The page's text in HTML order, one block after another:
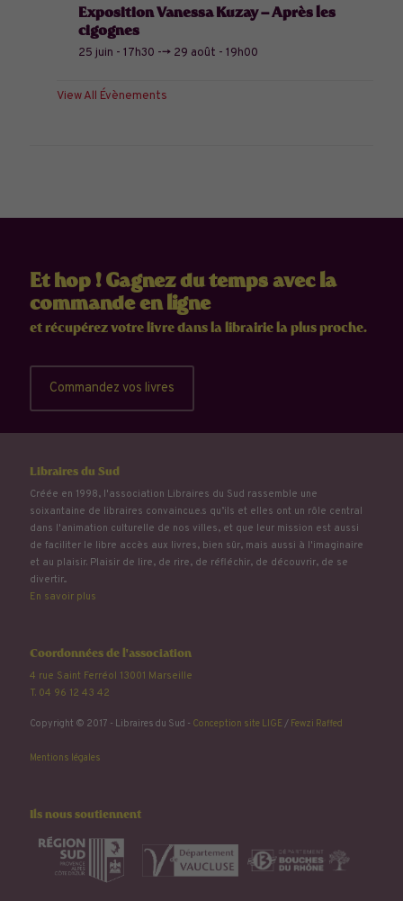
Exposition Vanessa Kuzay – Après les
cigognes
25 juin - 17h30 --> 29 août - 19h00
View All Évènements
Et hop ! Gagnez du temps avec la
commande en ligne
et récupérez votre livre dans la librairie la plus proche.
Commandez vos livres
Libraires du Sud
Créée en 1998, l'association Libraires du Sud rassemble une
soixantaine de libraires convaincu.e.s qu’ils et elles ont un rôle central
dans l'animation culturelle de nos villes, et que leur mission est aussi
de faciliter le libre accès aux livres, bien sûr, mais aussi à l'imaginaire
et au plaisir. Plaisir de lire, de rire, de réfléchir, de découvrir, de se
divertir...
En savoir plus
Coordonnées de l'association
4 rue Saint Ferréol 13001 Marseille
T. 04 96 12 43 42
Copyright © 2017 - Libraires du Sud - Conception site LIGE/ Fewzi Raffed
Mentions légales
Ils nous soutiennent